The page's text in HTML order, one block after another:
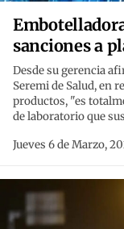
sanciones a
Desde su gerencia
Seremi de Salud, en
productos, "es
de laboratorio que
Jueves 6 de Marzo,